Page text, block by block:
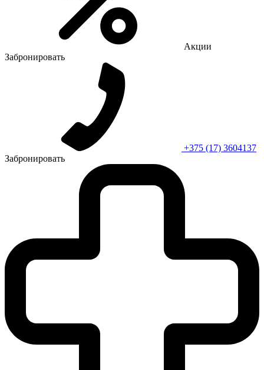
Акции
Забронировать
+375 (17) 3604137
Забронировать